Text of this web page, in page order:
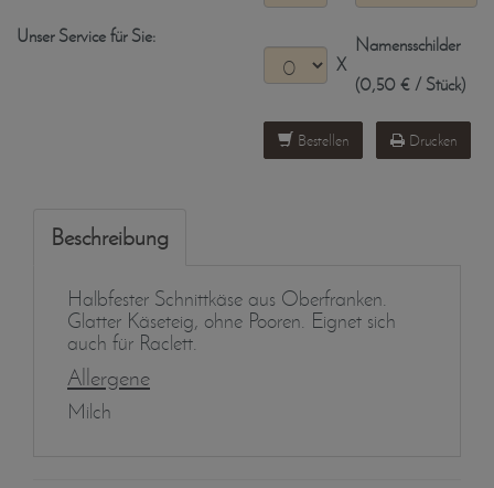
Unser Service für Sie:
X
Namensschilder
(0,50 € / Stück)
Bestellen Drucken
Beschreibung
Halbfester Schnittkäse aus Oberfranken.
Glatter Käseteig, ohne Pooren. Eignet sich
auch für Raclett.
Allergene
Milch